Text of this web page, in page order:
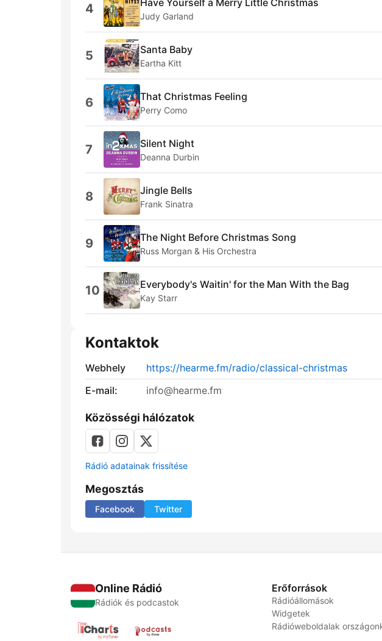
4 Judy Garland
5 Santa Baby
Eartha Kitt
6 That Christmas Feeling
Perry Como
7 Silent Night
Deanna Durbin
8 Jingle Bells
Frank Sinatra
9 The Night Before Christmas Song
Russ Morgan & His Orchestra
10 Everybody's Waitin' for the Man With the Bag
Kay Starr
Kontaktok
Webhely
https://hearme.fm/radio/classical-christmas
E-mail:
info@hearme.fm
Közösségi hálózatok
Rádió adatainak frissítése
Megosztás
Facebook Twitter
Online Rádió
Rádiók és podcastok
Erőforrások
Rádióállomások
Widgetek
Rádióweboldalak